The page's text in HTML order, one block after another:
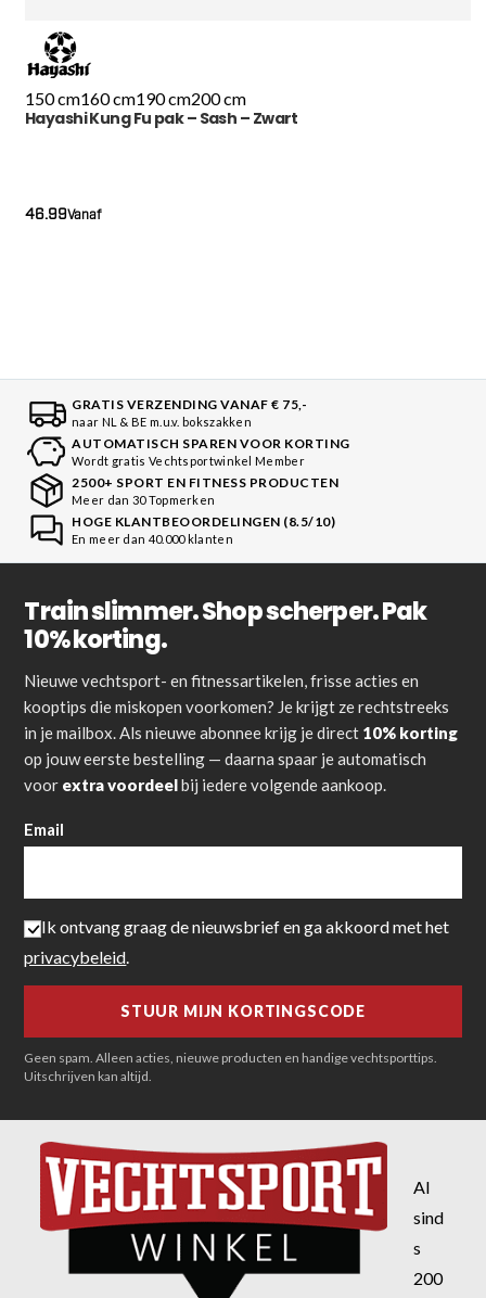
150 cm160 cm190 cm200 cm
Hayashi Kung Fu pak – Sash – Zwart
Vanaf
46.99
GRATIS VERZENDING VANAF € 75,-
naar NL & BE m.u.v. bokszakken
AUTOMATISCH SPAREN VOOR KORTING
Wordt gratis Vechtsportwinkel Member
2500+ SPORT EN FITNESS PRODUCTEN
Meer dan 30 Topmerken
HOGE KLANTBEOORDELINGEN (8.5/10)
En meer dan 40.000 klanten
Train slimmer. Shop scherper. Pak
10% korting.
Nieuwe vechtsport- en fitnessartikelen, frisse acties en
kooptips die miskopen voorkomen? Je krijgt ze rechtstreeks
in je mailbox. Als nieuwe abonnee krijg je direct 10% korting
op jouw eerste bestelling — daarna spaar je automatisch
voor extra voordeelbij iedere volgende aankoop.
Email
Ik ontvang graag de nieuwsbrief en ga akkoord met het
privacybeleid
Geen spam. Alleen acties, nieuwe producten en handige vechtsporttips.
Uitschrijven kan altijd.
Al
sind
s
200